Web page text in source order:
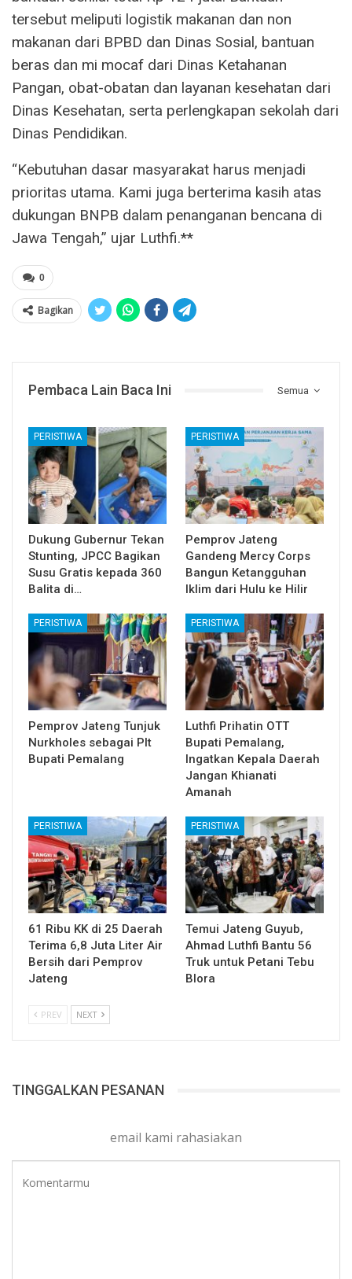
tersebut meliputi logistik makanan dan non
makanan dari BPBD dan Dinas Sosial, bantuan
beras dan mi mocaf dari Dinas Ketahanan
Pangan, obat-obatan dan layanan kesehatan dari
Dinas Kesehatan, serta perlengkapan sekolah dari
Dinas Pendidikan.
“Kebutuhan dasar masyarakat harus menjadi
prioritas utama. Kami juga berterima kasih atas
dukungan BNPB dalam penanganan bencana di
Jawa Tengah,” ujar Luthfi.**
0
Bagikan
Semua
Pembaca Lain Baca Ini
PERISTIWA
Dukung Gubernur Tekan
Stunting, JPCC Bagikan
Susu Gratis kepada 360
Balita di…
PERISTIWA
Pemprov Jateng
Gandeng Mercy Corps
Bangun Ketangguhan
Iklim dari Hulu ke Hilir
PERISTIWA
Pemprov Jateng Tunjuk
Nurkholes sebagai Plt
Bupati Pemalang
PERISTIWA
Luthfi Prihatin OTT
Bupati Pemalang,
Ingatkan Kepala Daerah
Jangan Khianati
Amanah
PERISTIWA
61 Ribu KK di 25 Daerah
Terima 6,8 Juta Liter Air
Bersih dari Pemprov
Jateng
PERISTIWA
Temui Jateng Guyub,
Ahmad Luthfi Bantu 56
Truk untuk Petani Tebu
Blora
PREV NEXT
TINGGALKAN PESANAN
email kami rahasiakan